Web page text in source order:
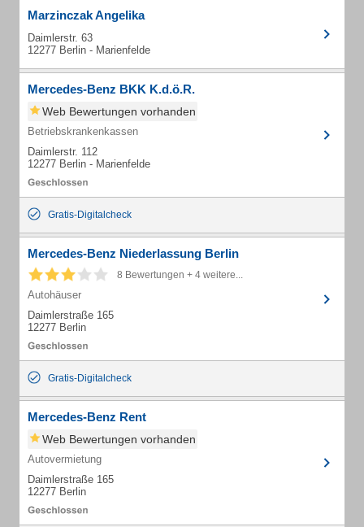
Marzinczak Angelika
Daimlerstr. 63
12277 Berlin - Marienfelde
Mercedes-Benz BKK K.d.ö.R.
Web Bewertungen vorhanden
Betriebskrankenkassen
Daimlerstr. 112
12277 Berlin - Marienfelde
Gratis-Digitalcheck
Mercedes-Benz Niederlassung Berlin
8 Bewertungen + 4 weitere...
Autohäuser
Daimlerstraße 165
12277 Berlin
Gratis-Digitalcheck
Mercedes-Benz Rent
Web Bewertungen vorhanden
Autovermietung
Daimlerstraße 165
12277 Berlin